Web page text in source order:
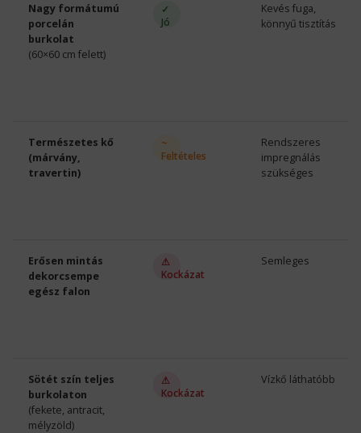
Nagy formátumú
porcelán
burkolat
(60×60 cm felett)
✓
Jó
Kevés fuga,
könnyű tisztítás
Természetes kő
(márvány,
travertin)
~
Feltételes
Rendszeres
impregnálás
szükséges
Erősen mintás
dekorcsempe
egész falon
⚠
Kockázat
Semleges
Sötét szín teljes
burkolaton
(fekete, antracit,
mélyzöld)
⚠
Kockázat
Vízkő láthatóbb